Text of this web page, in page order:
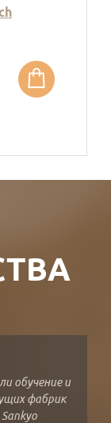
обучение и
фабрик